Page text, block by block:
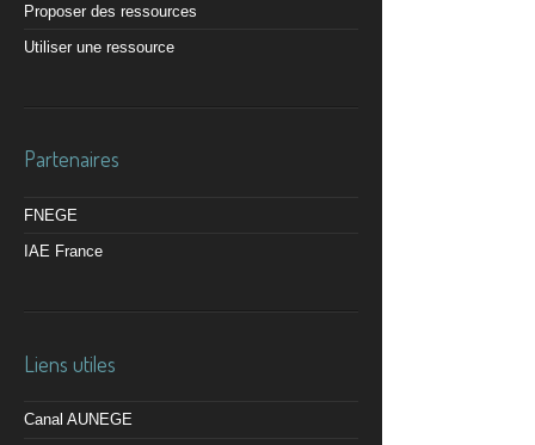
Proposer des ressources
Utiliser une ressource
Partenaires
FNEGE
IAE France
Liens utiles
Canal AUNEGE